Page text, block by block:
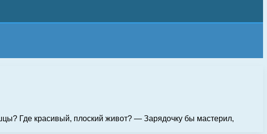
Где красивый, плоский живот? — Зарядочку бы мастерил,